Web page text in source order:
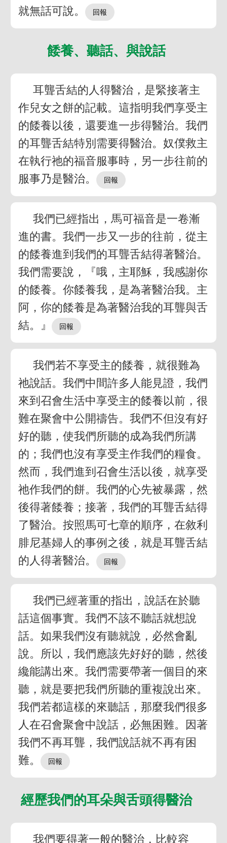
就無話可說。
餧養、聽話、與說話
耳聾舌結的人得醫治，是緊接著主
作兒女之餅的記載。這指明我們享受主
的餧養以後，還要進一步得醫治。我們
的耳聾舌結特別需要得醫治。奴僕救主
在執行祂的福音服事時，另一步往前的
服事乃是醫治。
我們已經指出，馬可福音是一卷漸
進的書。我們一步又一步的往前，從主
的餧養進到我們的耳聾舌結得著醫治。
我們需要說，『哦，主耶穌，我感謝你
的餧養。你餧養我，是為著醫治我。主
阿，你的餧養是為著醫治我的耳聾與舌
結。』
我們若不享受主的餧養，就很難為
祂說話。我們中間許多人能見證，我們
來到召會生活中享受主的餧養以前，很
難在聚會中公開禱告。我們不但沒有好
好的聽，使我們所聽的成為我們所講
的；我們也沒有享受主作我們的糧食。
然而，我們進到召會生活以後，就享受
祂作我們的餅。我們的心先被暴露，然
後得著餧養；接著，我們的耳聾舌結得
了醫治。按照馬可七章的順序，在敘利
腓尼基婦人的事例之後，就是耳聾舌結
的人得著醫治。
我們已經著重的指出，說話在於聽
話這個事實。我們不該不聽話就想說
話。如果我們沒有聽就說，必然會亂
說。所以，我們應該先好好的聽，然後
纔能講出來。我們需要帶著一個目的來
聽，就是要把我們所聽的重複說出來。
我們若都這樣的來聽話，那麼我們很多
人在召會聚會中說話，必無困難。因著
我們不再耳聾，我們說話就不再有困
難。
經歷我們的耳朵與舌頭得醫治
我們要得著一般的醫治，比較容